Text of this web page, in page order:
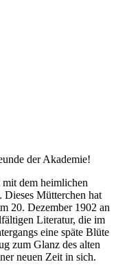
der Akademie!
dem heimlichen
Mütterchen hat
20. Dezember 1902 an
Literatur, die im
eine späte Blüte
zum Glanz des alten
neuen Zeit in sich.